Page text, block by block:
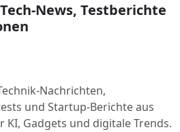
News, Testberichte
Nachrichten,
und Startup-Berichte aus
KI, Gadgets und digitale Trends.